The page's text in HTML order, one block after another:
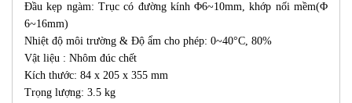
Đầu kẹp ngàm: Trục có đường kính Φ6~10mm, khớp nối mềm(Φ
6~16mm)
Nhiệt độ môi trường & Độ ẩm cho phép: 0~40°C, 80%
Vật liệu : Nhôm đúc chết
Kích thước: 84 x 205 x 355 mm
Trọng lượng: 3.5 kg